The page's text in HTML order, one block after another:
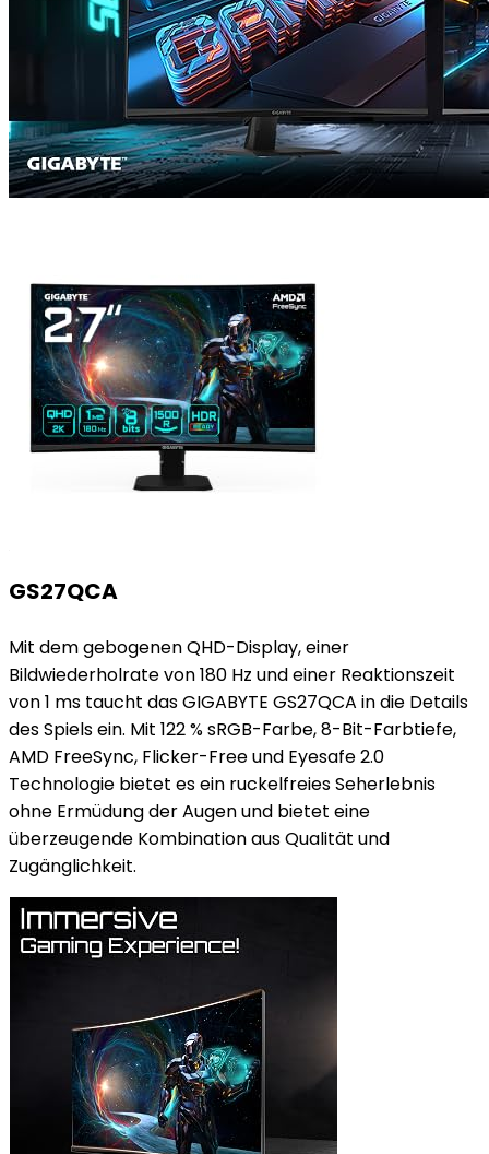
GS27QCA
Mit dem gebogenen QHD-Display, einer
Bildwiederholrate von 180 Hz und einer Reaktionszeit
von 1 ms taucht das GIGABYTE GS27QCA in die Details
des Spiels ein. Mit 122 % sRGB-Farbe, 8-Bit-Farbtiefe,
AMD FreeSync, Flicker-Free und Eyesafe 2.0
Technologie bietet es ein ruckelfreies Seherlebnis
ohne Ermüdung der Augen und bietet eine
überzeugende Kombination aus Qualität und
Zugänglichkeit.